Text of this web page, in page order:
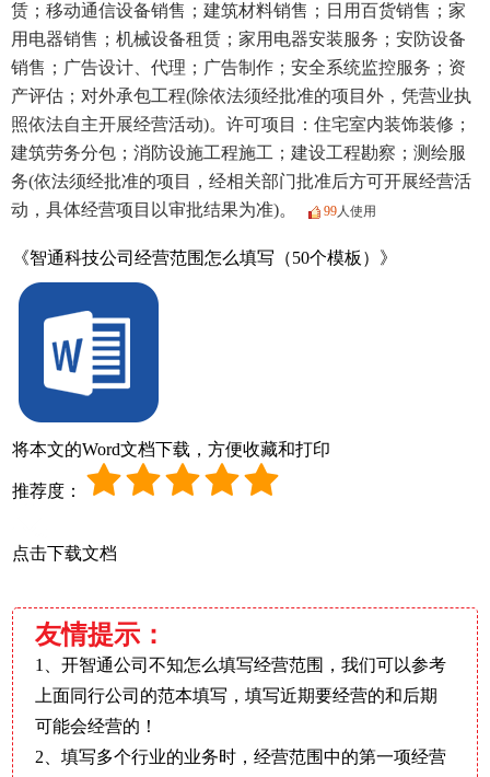
赁；移动通信设备销售；建筑材料销售；日用百货销售；家
用电器销售；机械设备租赁；家用电器安装服务；安防设备
销售；广告设计、代理；广告制作；安全系统监控服务；资
产评估；对外承包工程(除依法须经批准的项目外，凭营业执
照依法自主开展经营活动)。许可项目：住宅室内装饰装修；
建筑劳务分包；消防设施工程施工；建设工程勘察；测绘服
务(依法须经批准的项目，经相关部门批准后方可开展经营活
动，具体经营项目以审批结果为准)。
99人使用
《智通科技公司经营范围怎么填写（50个模板）》
将本文的Word文档下载，方便收藏和打印
推荐度：
点击下载文档
友情提示：
1、开智通公司不知怎么填写经营范围，我们可以参考
上面同行公司的范本填写，填写近期要经营的和后期
可能会经营的！
2、填写多个行业的业务时，经营范围中的第一项经营